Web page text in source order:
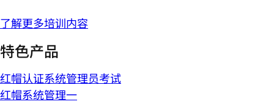
了解更多培训内容
特色产品
红帽认证系统管理员考试
红帽系统管理一